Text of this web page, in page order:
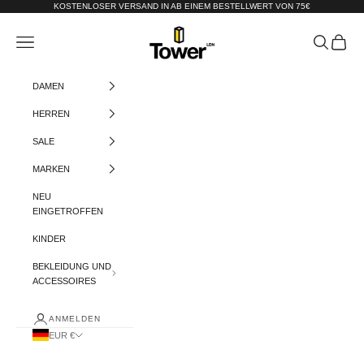
Zum Inhalt springenKOSTENLOSER VERSAND IN AB EINEM BESTELLWERT VON 75€
Tower-London.De
Menü Suchen
DAMEN
HERREN
SALE
MARKEN
NEU
EINGETROFFEN
KINDER
BEKLEIDUNG UND
ACCESSOIRES
ANMELDEN
EUR €